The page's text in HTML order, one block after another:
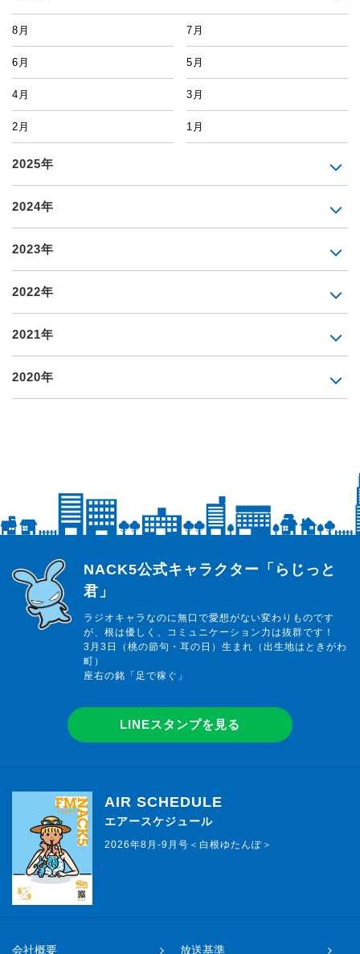
8月 7月
6月 5月
4月 3月
2月 1月
2025年
2024年
2023年
2022年
2021年
2020年
らじっと君
NACK5公式キャラクター「らじっと
君」
ラジオキャラなのに無口で愛想がない変わりものです
が、根は優しく、コミュニケーション力は抜群です！
3月3日（桃の節句・耳の日）生まれ（出生地はときがわ
町）
座右の銘「足で稼ぐ」
LINEスタンプを見る
AIR SCHEDULE
エアースケジュール
2026年8月-9月号＜白根ゆたんぽ＞
会社概要 放送基準